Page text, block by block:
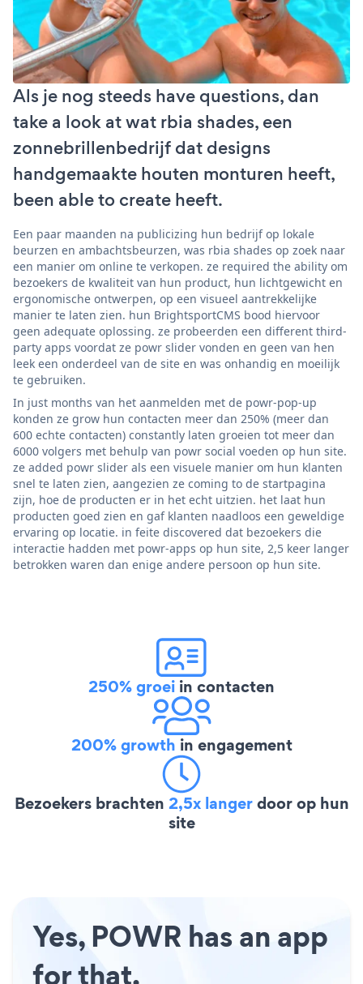
Als je nog steeds have questions, dan
take a look at wat rbia shades, een
zonnebrillenbedrijf dat designs
handgemaakte houten monturen heeft,
been able to create heeft.
Een paar maanden na publicizing hun bedrijf op lokale
beurzen en ambachtsbeurzen, was rbia shades op zoek naar
een manier om online te verkopen. ze required the ability om
bezoekers de kwaliteit van hun product, hun lichtgewicht en
ergonomische ontwerpen, op een visueel aantrekkelijke
manier te laten zien. hun BrightsportCMS bood hiervoor
geen adequate oplossing. ze probeerden een different third-
party apps voordat ze powr slider vonden en geen van hen
leek een onderdeel van de site en was onhandig en moeilijk
te gebruiken.
In just months van het aanmelden met de powr-pop-up
konden ze grow hun contacten meer dan 250% (meer dan
600 echte contacten) constantly laten groeien tot meer dan
6000 volgers met behulp van powr social voeden op hun site.
ze added powr slider als een visuele manier om hun klanten
snel te laten zien, aangezien ze coming to de startpagina
zijn, hoe de producten er in het echt uitzien. het laat hun
producten goed zien en gaf klanten naadloos een geweldige
ervaring op locatie. in feite discovered dat bezoekers die
interactie hadden met powr-apps op hun site, 2,5 keer langer
betrokken waren dan enige andere persoon op hun site.
250% groei in contacten
200% growth in engagement
Bezoekers brachten 2,5x langerdoor op hun
site
Yes, POWR has an app
for that.